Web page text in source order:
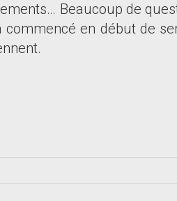
… Beaucoup de
commencé en début de